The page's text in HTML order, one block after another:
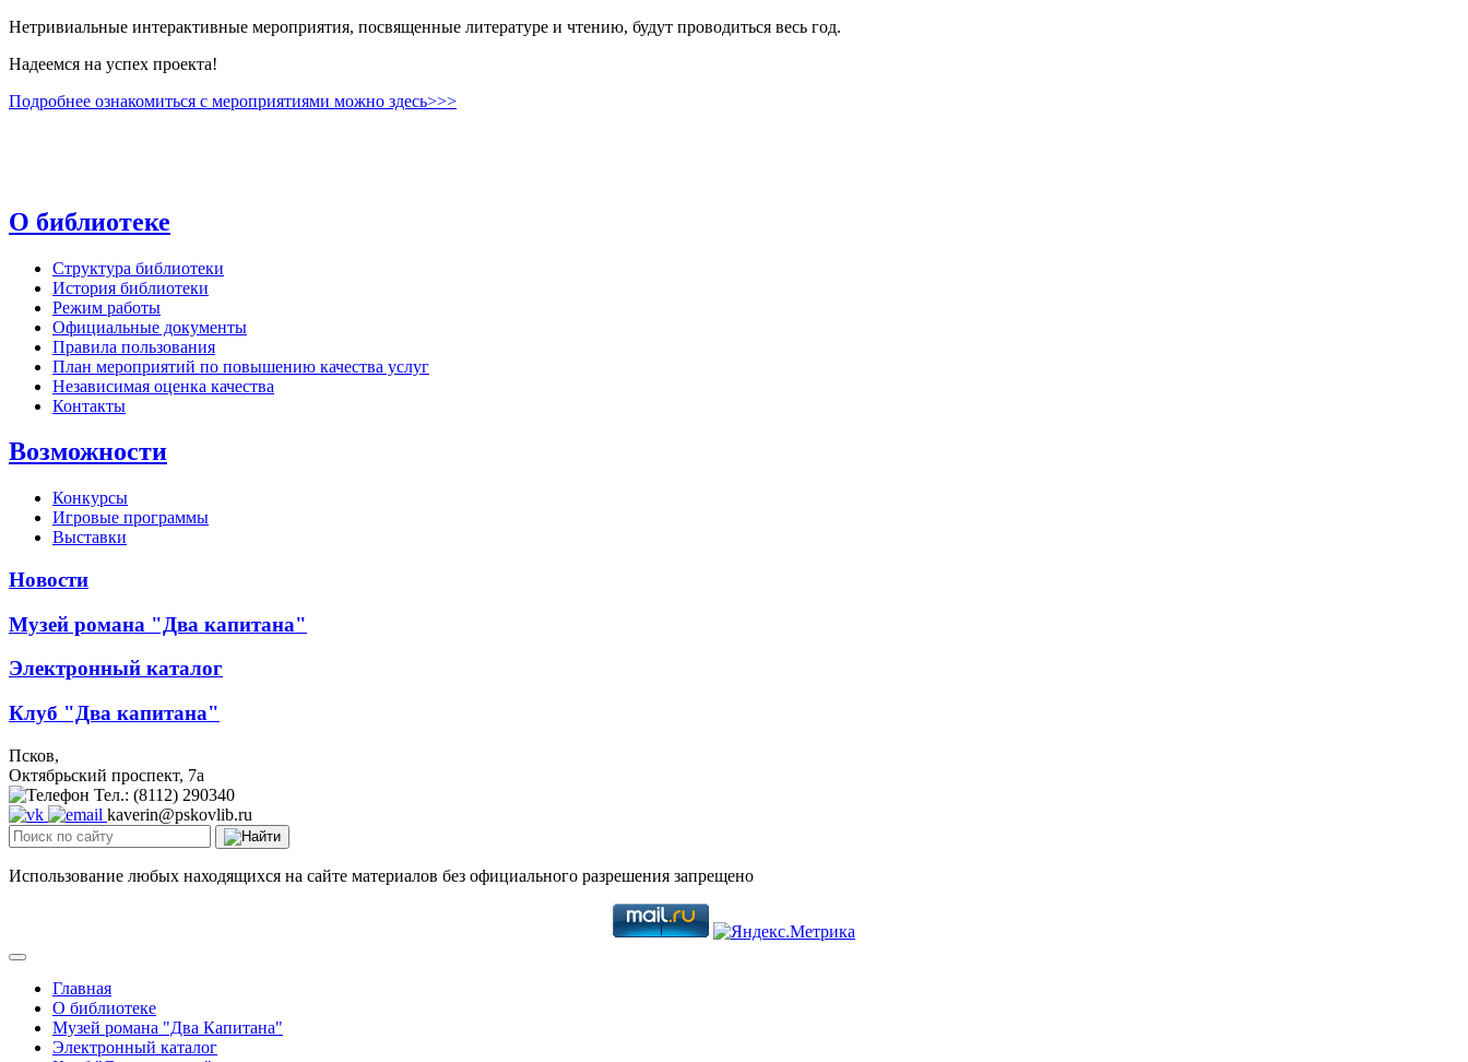
Нетривиальные интерактивные мероприятия, посвященные литературе и чтению, будут проводиться весь год.
Надеемся на успех проекта!
Подробнее ознакомиться с мероприятиями можно здесь>>>
О библиотеке
Структура библиотеки
История библиотеки
Режим работы
Официальные документы
Правила пользования
План мероприятий по повышению качества услуг
Независимая оценка качества
Контакты
Возможности
Конкурсы
Игровые программы
Выставки
Новости
Музей романа "Два капитана"
Электронный каталог
Клуб "Два капитана"
Псков,
Октябрьский проспект, 7a
Тел.: (8112) 290340
kaverin@pskovlib.ru
Использование любых находящихся на сайте материалов без официального разрешения запрещено
Главная
О библиотеке
Музей романа "Два Капитана"
Электронный каталог